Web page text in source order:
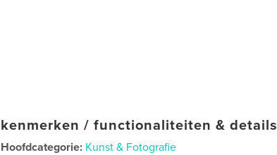
kenmerken / functionaliteiten & details
Hoofdcategorie: Kunst & Fotografie